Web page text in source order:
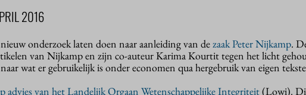
2016
onderzoek laten doen naar aanleiding van dezaak Peter Nijkamp.
van Nijkamp en zijn co-auteur Karima Kourtit tegen het licht
wat er gebruikelijk is onder economen qua hergebruik van eigen
advies van het Landelijk Orgaan Wetenschappelijke Integriteit(Lowi).